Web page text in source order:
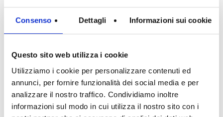
Consenso Dettagli Informazioni sui cookie
Questo sito web utilizza i cookie
Utilizziamo i cookie per personalizzare contenuti ed
annunci, per fornire funzionalità dei social media e per
analizzare il nostro traffico. Condividiamo inoltre
informazioni sul modo in cui utilizza il nostro sito con i
Min. camere:0